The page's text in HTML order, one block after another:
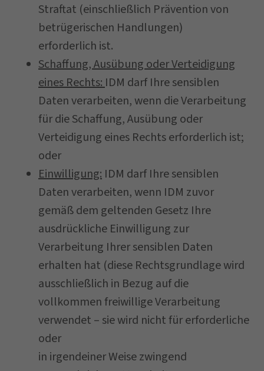
Straftat (einschließlich Prävention von
betrügerischen Handlungen)
erforderlich ist.
Schaffung, Ausübung oder Verteidigung
eines Rechts:IDM darf Ihre sensiblen
Daten verarbeiten, wenn die Verarbeitung
für die Schaffung, Ausübung oder
Verteidigung eines Rechts erforderlich ist;
oder
Einwilligung: IDM darf Ihre sensiblen
Daten verarbeiten, wenn IDM zuvor
gemäß dem geltenden Gesetz Ihre
ausdrückliche Einwilligung zur
Verarbeitung Ihrer sensiblen Daten
erhalten hat (diese Rechtsgrundlage wird
ausschließlich in Bezug auf die
vollkommen freiwillige Verarbeitung
verwendet – sie wird nicht für erforderliche
oder
in irgendeiner Weise zwingend